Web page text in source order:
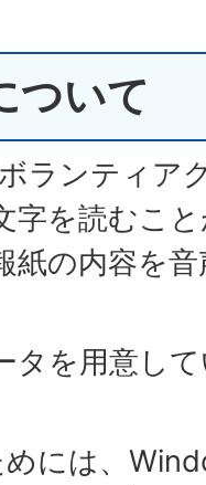
ついて
ランティア
字を読むこ
紙の内容を
タを用意し
には、